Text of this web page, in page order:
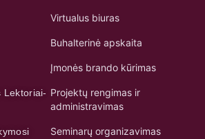
Lektoriai-
Virtualus biuras
Buhalterinė apskaita
Įmonės brando kūrimas
Projektų rengimas ir
administravimas
Seminarų organizavimas